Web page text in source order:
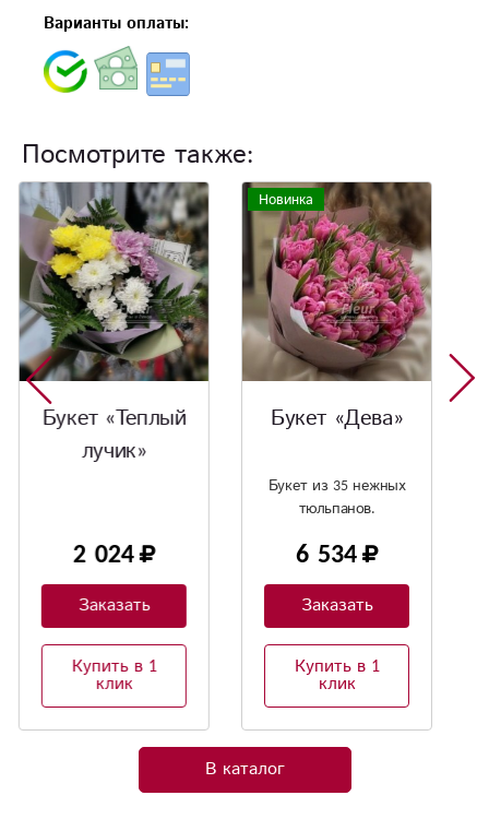
Варианты оплаты:
Посмотрите также:
Новинка
Букет «Дева»
6 534
Заказать
Купить в 1
клик
Букет
Нежное сочетание
пионовидной розы с
хризантемой
8 568
Заказать
Купить в 1
клик
В каталог